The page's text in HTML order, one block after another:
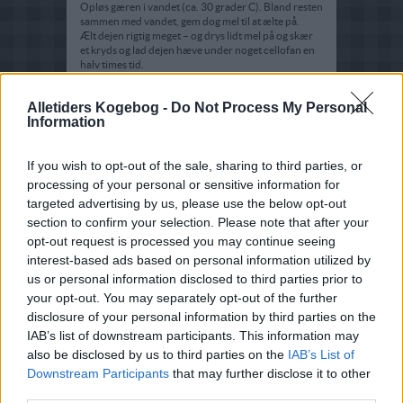
Alletiders Kogebog - Do Not Process My Personal
Information
If you wish to opt-out of the sale, sharing to third parties, or
processing of your personal or sensitive information for
targeted advertising by us, please use the below opt-out
section to confirm your selection. Please note that after your
opt-out request is processed you may continue seeing
interest-based ads based on personal information utilized by
us or personal information disclosed to third parties prior to
your opt-out. You may separately opt-out of the further
disclosure of your personal information by third parties on the
IAB’s list of downstream participants. This information may
also be disclosed by us to third parties on the IAB’s List of
Downstream Participants that may further disclose it to other
Opløs gæren i vandet (ca. 30 grader C). Bland resten
sammen med vandet, gem dog mel til at ælte på.
Ælt dejen rigtig meget – og drys lidt mel på og skær
et kryds og lad dejen hæve under noget cellofan en
halv times tid.
Kødet skæres i tynde skiver og bagefter strimler. Det
strimlede kød blandes med krydderier og olie og
styrke.
Peberfrugterne og løg skæres i strimler og lægges til
afdrypning Vi bruger grillede syltede peberfrugter,
men du kan selv grille peberfrugter og bruge direkte
se opskrift her.
Tomat-flødesovs:
Ingredienserne røres sammen.
Fløde, ost og persille koges op til osten jævner,
smages til med salt og presset hvidløg.
Dejen bredes ud i en olieret bradepande eller
bageplade Tomatsovsen bredes ud på dejen i et